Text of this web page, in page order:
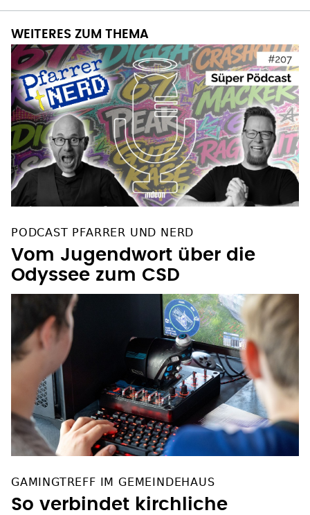
WEITERES ZUM THEMA
PODCAST PFARRER UND NERD
Vom Jugendwort über die
Odyssee zum CSD
GAMINGTREFF IM GEMEINDEHAUS
So verbindet kirchliche